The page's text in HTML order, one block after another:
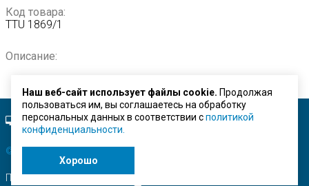
Код товара:
TTU 1869/1
Описание:
Полная версия сайта.
© ЗАО "Строймашсервис"
Поисковое продвижение
Наш веб-сайт использует файлы cookie. Продолжая
пользоваться им, вы соглашаетесь на обработку
персональных данных в соответствии сполитикой
конфиденциальности.
Хорошо